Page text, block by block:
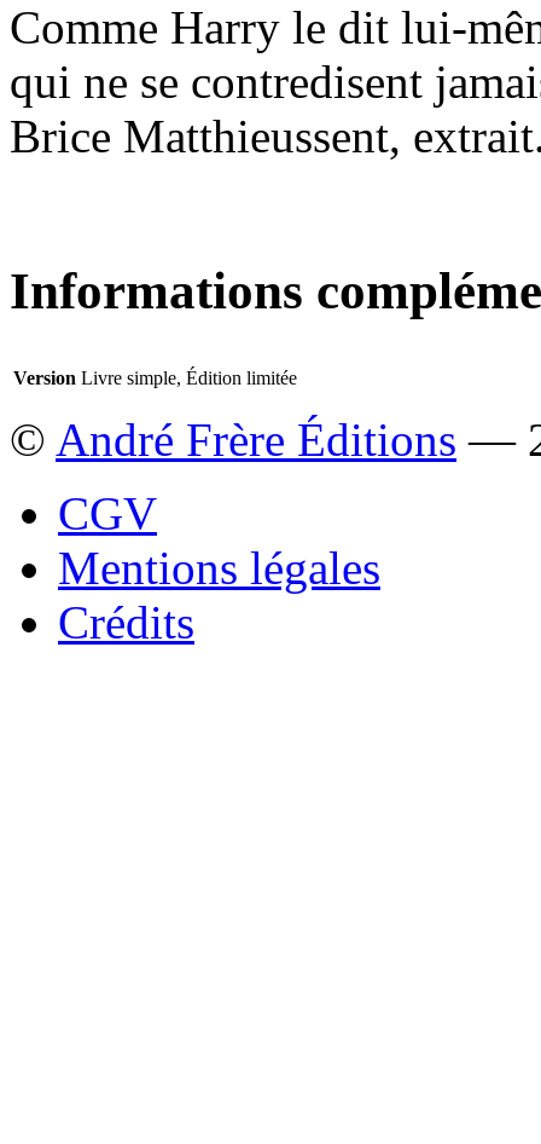
Comme Harry le dit lui-
qui ne se contredisent
Brice Matthieussent,
Informations
Version Livre simple, Édition limitée
© André Frère Éditions —
CGV
Mentions légales
Crédits